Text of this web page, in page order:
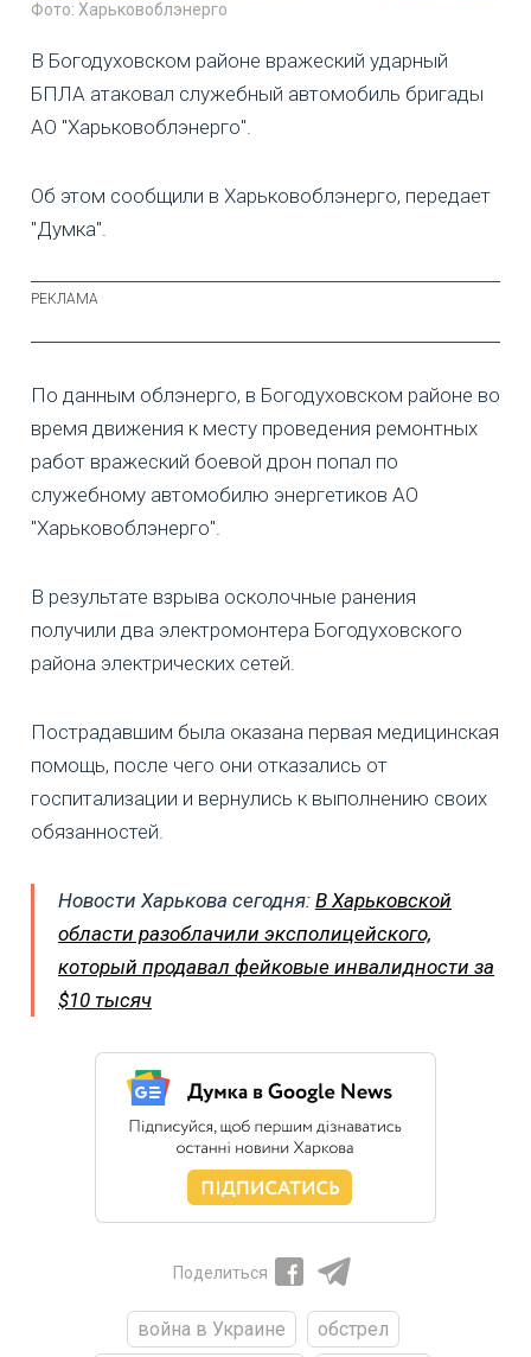
Фото: Харьковоблэнерго
В Богодуховском районе вражеский ударный
БПЛА атаковал служебный автомобиль бригады
АО "Харьковоблэнерго".
Об этом сообщили в Харьковоблэнерго, передает
"Думка".
По данным облэнерго, в Богодуховском районе во
время движения к месту проведения ремонтных
работ вражеский боевой дрон попал по
служебному автомобилю энергетиков АО
"Харьковоблэнерго".
В результате взрыва осколочные ранения
получили два электромонтера Богодуховского
района электрических сетей.
Пострадавшим была оказана первая медицинская
помощь, после чего они отказались от
госпитализации и вернулись к выполнению своих
обязанностей.
Новости Харькова сегодня: В Харьковской
области разоблачили эксполицейского,
который продавал фейковые инвалидности за
$10 тысяч
Поделиться
война в Украине обстрел